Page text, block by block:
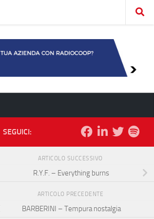
SEGUICI:
ARTICOLO SUCCESSIVO
R.Y.F. – Everything burns
ARTICOLO PRECEDENTE
BARBERINI – Tempura nostalgia